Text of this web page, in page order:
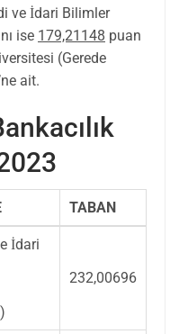
ve İdari Bilimler
ise 179,21148 puan
(Gerede
ait.
TABAN
İdari
232,00696